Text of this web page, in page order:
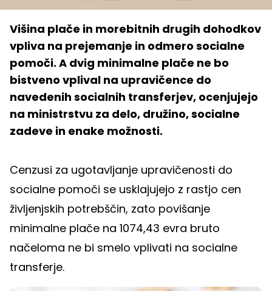
Višina plače in morebitnih drugih dohodkov
vpliva na prejemanje in odmero socialne
pomoči. A dvig minimalne plače ne bo
bistveno vplival na upravičence do
navedenih socialnih transferjev, ocenjujejo
na ministrstvu za delo, družino, socialne
zadeve in enake možnosti.
Cenzusi za ugotavljanje upravičenosti do
socialne pomoči se usklajujejo z rastjo cen
življenjskih potrebščin, zato povišanje
minimalne plače na 1074,43 evra bruto
načeloma ne bi smelo vplivati na socialne
transferje.